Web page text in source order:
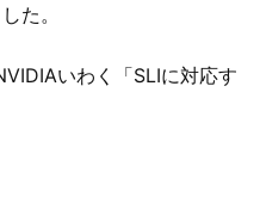
た。
いわく「SLIに対応す